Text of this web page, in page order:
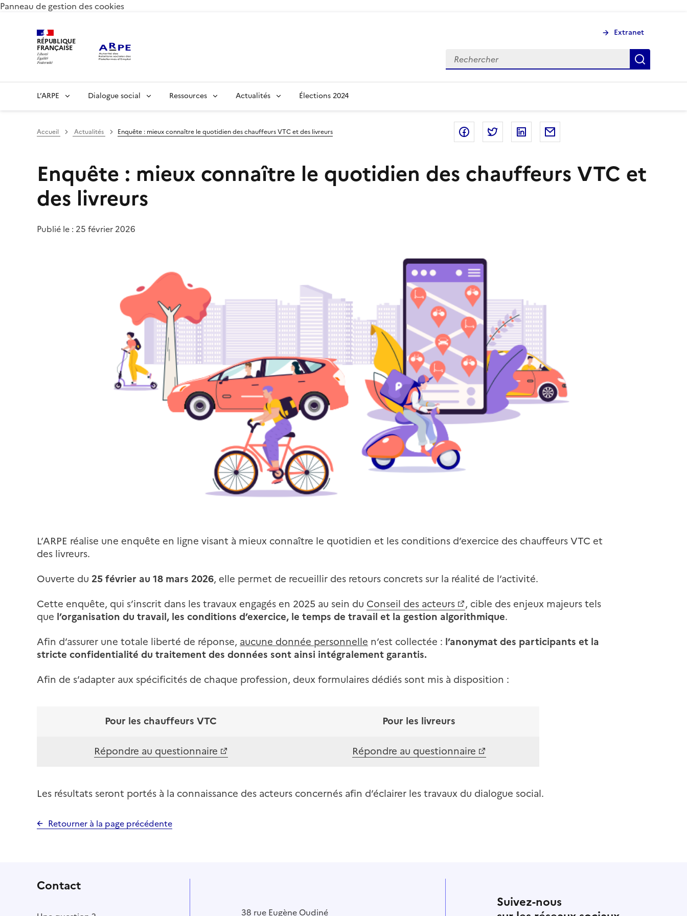
Panneau de gestion des cookies
RÉPUBLIQUE
FRANÇAISE
Extranet
Rechercher
L’ARPE Dialogue social Ressources Actualités Élections 2024
Accueil Actualités Enquête : mieux connaître le quotidien des chauffeurs VTC et des livreurs Partager sur Facebook
Partager sur Twitter
Partager sur LinkedIn
Enquête : mieux connaître le quotidien des chauffeurs VTC et
des livreurs
Publié le : 25 février 2026
L’ARPE réalise une enquête en ligne visant à mieux connaître le quotidien et les conditions d’exercice des chauffeurs VTC et
des livreurs.
Ouverte du 25 février au 18 mars 2026, elle permet de recueillir des retours concrets sur la réalité de l’activité.
Cette enquête, qui s’inscrit dans les travaux engagés en 2025 au sein du Conseil des acteurs
, cible des enjeux majeurs tels
que l’organisation du travail, les conditions d’exercice, le temps de travail et la gestion algorithmique.
Afin d’assurer une totale liberté de réponse, aucune donnée personnelle n’est collectée : l’anonymat des participants et la
stricte confidentialité du traitement des données sont ainsi intégralement garantis.
Afin de s’adapter aux spécificités de chaque profession, deux formulaires dédiés sont mis à disposition :
Pour les chauffeurs VTC Pour les livreurs
Répondre au questionnaire Répondre au questionnaire
Les résultats seront portés à la connaissance des acteurs concernés afin d’éclairer les travaux du dialogue social.
Retourner à la page précédente
Contact
38 rue Eugène Oudiné
Suivez-nous